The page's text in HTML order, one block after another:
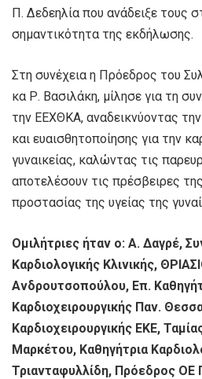
Π. Δεδεηλία που ανάδειξε τους
σημαντικότητα της εκδήλωσης.
Στη συνέχεια η Πρόεδρος του
κα Ρ. Βασιλάκη, μίλησε για τη
την ΕΕΧΘΚΑ, αναδεικνύοντας
και ευαισθητοποίησης για την
γυναικείας, καλώντας τις
αποτελέσουν τις πρέσβειρες
προστασίας της υγείας της
Ομιλήτριες ήταν ο: Α. Δαγρέ,
Καρδιολογικής Κλινικής,
Ανδρουτσοπούλου, Eπ.
Καρδιοχειρουργικής Παν.
Καρδιοχειρουργικής ΕΚΕ,
Μαρκέτου, Καθηγήτρια
Τριανταφυλλίδη, Πρόεδρος ΟΕ